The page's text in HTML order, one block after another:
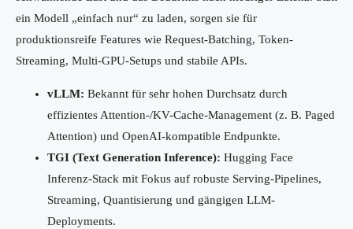
ein Modell „einfach nur“ zu laden, sorgen sie für
produktionsreife Features wie Request-Batching, Token-
Streaming, Multi-GPU-Setups und stabile APIs.
vLLM: Bekannt für sehr hohen Durchsatz durch
effizientes Attention-/KV-Cache-Management (z. B. Paged
Attention) und OpenAI-kompatible Endpunkte.
TGI (Text Generation Inference): Hugging Face
Inferenz-Stack mit Fokus auf robuste Serving-Pipelines,
Streaming, Quantisierung und gängigen LLM-
Deployments.